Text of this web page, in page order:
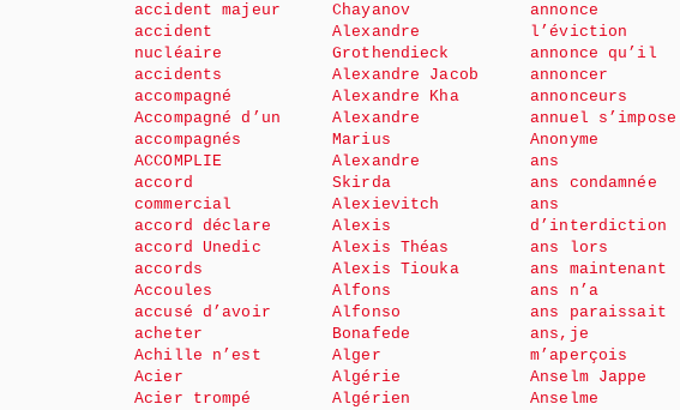
accident majeur
accident
nucléaire
accidents
accompagné
Accompagné d’un
accompagnés
ACCOMPLIE
accord
commercial
accord déclare
accord Unedic
accords
Accoules
accusé d’avoir
acheter
Achille n’est
Acier
Acier trompé
Chayanov
Alexandre
Grothendieck
Alexandre Jacob
Alexandre Kha
Alexandre
Marius
Alexandre
Skirda
Alexievitch
Alexis
Alexis Théas
Alexis Tiouka
Alfons
Alfonso
Bonafede
Alger
Algérie
Algérien
annonce
l’éviction
annonce qu’il
annoncer
annonceurs
annuel s’impose
Anonyme
ans
ans condamnée
ans
d’interdiction
ans lors
ans maintenant
ans n’a
ans paraissait
ans,je
m’aperçois
Anselm Jappe
Anselme